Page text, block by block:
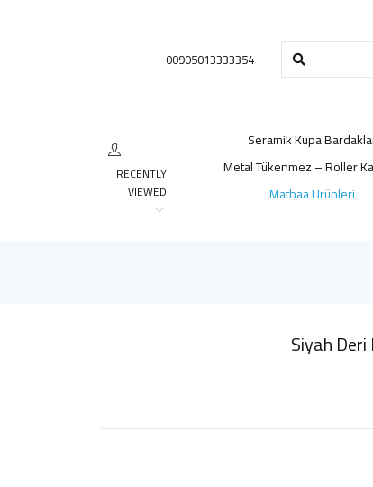
00905013333354
Seramik Kupa
Metal Tükenmez – Roller
Matbaa Ürünleri
RECENTLY
VIEWED